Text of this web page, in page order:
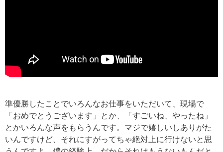
準優勝したことでいろんなお仕事をいただいて、現場で
「おめでとうございます」とか、「すごいね、やったね」
とかいろんな声をもらうんです。マジで嬉しいしありがた
いんですけど、それにすがってちゃ絶対上に行けないと思